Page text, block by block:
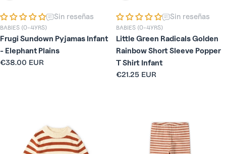
Sin reseñas
BABIES (0-4YRS)
Frugi Sundown Pyjamas Infant
- Elephant Plains
Precio
€38.00 EUR
Sin reseñas
BABIES (0-4YRS)
Little Green Radicals Golden
Rainbow Short Sleeve Popper
T Shirt Infant
Precio
€21.25 EUR